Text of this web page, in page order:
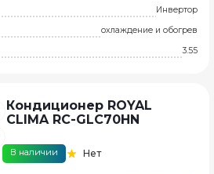
Инвертор
охлаждение и обогрев
3.55
Кондиционер ROYAL
CLIMA RC-GLC70HN
В наличии Нет